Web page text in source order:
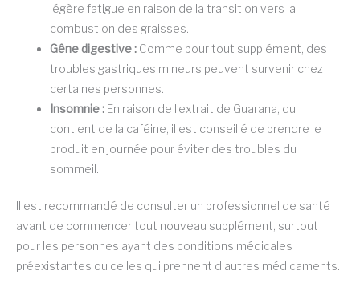
légère fatigue en raison de la transition vers la
combustion des graisses.
Gêne digestive : Comme pour tout supplément, des
troubles gastriques mineurs peuvent survenir chez
certaines personnes.
Insomnie : En raison de l’extrait de Guarana, qui
contient de la caféine, il est conseillé de prendre le
produit en journée pour éviter des troubles du
sommeil.
Il est recommandé de consulter un professionnel de santé
avant de commencer tout nouveau supplément, surtout
pour les personnes ayant des conditions médicales
préexistantes ou celles qui prennent d’autres médicaments.